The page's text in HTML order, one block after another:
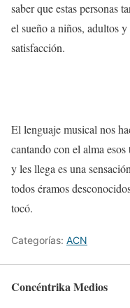
saber que estas personas
el sueño a niños, adultos
satisfacción.
El lenguaje musical nos
cantando con el alma
y les llega es una
todos éramos
tocó.
Categorías: ACN
Concéntrika Medios